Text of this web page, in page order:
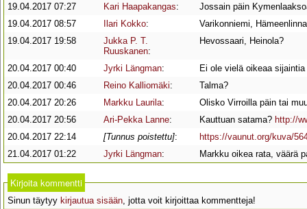
19.04.2017 07:27 Kari Haapakangas:
Jossain päin
19.04.2017 08:57
Ilari Kokko:
Varikonniemi,
19.04.2017 19:58
Jukka P. T.
Ruuskanen:
Hevossaari, Heinola?
20.04.2017 00:40 Jyrki Längman:
Ei ole vielä oikeaa
20.04.2017 00:46
Reino Kalliomäki:
Talma?
20.04.2017 20:26
Markku Laurila:
Olisko Virroilla päin tai
20.04.2017 20:56
Ari-Pekka Lanne: Kauttuan satama? http://
20.04.2017 22:14
[Tunnus poistettu]:
https://vaunut.org/kuva/
21.04.2017 01:22
Jyrki Längman: Markku oikea rata, väärä
Kirjoita kommentti
Sinun täytyy kirjautua sisään , jotta voit kirjoittaa kommentteja!